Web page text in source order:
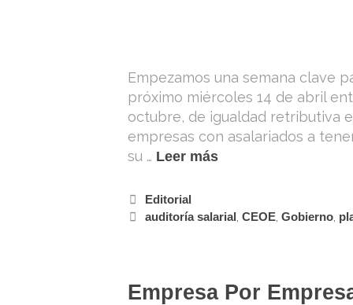
Empezamos una semana clave
próximo miércoles 14 de abril
octubre, de igualdad retributiva
empresas con asalariados a
su … Leer más
Editorial
auditoría salarial,CEOE,Gobierno,
Empresa Por